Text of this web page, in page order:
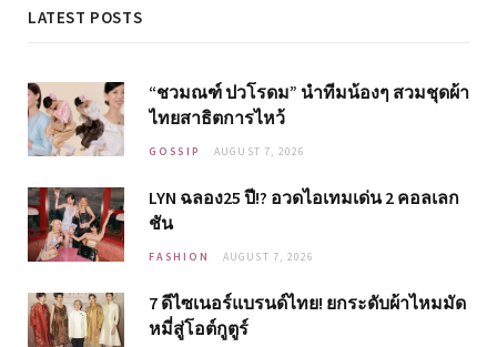
LATEST POSTS
“ชวมณฑ์ ปวโรดม” นำทีมน้องๆ สวมชุดผ้า
ไทยสาธิตการไหว้
GOSSIP AUGUST 7, 2026
LYN ฉลอง25 ปี!? อวดไอเทมเด่น 2 คอลเลก
ชัน
FASHION AUGUST 7, 2026
7 ดีไซเนอร์แบรนด์ไทย! ยกระดับผ้าไหมมัด
หมี่สู่โอต์กูตูร์